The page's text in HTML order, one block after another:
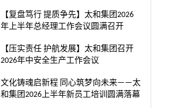
【复盘笃行 提质争先】太和集团2026
年上半年总经理工作会议圆满召开
【压实责任 护航发展】太和集团召开
2026年中安全生产工作会议
文化铸魂启新程 同心筑梦向未来——太
和集团2026上半年新员工培训圆满落幕